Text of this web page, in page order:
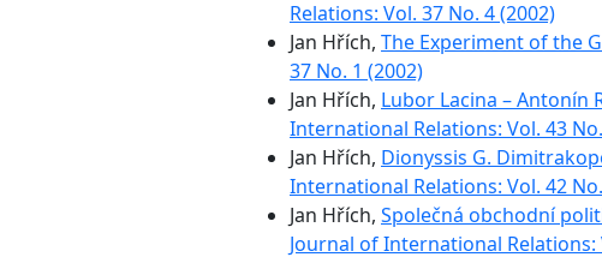
Relations: Vol. 37 No. 4 (2002)
Jan Hřích, The Experiment of the
37 No. 1 (2002)
Jan Hřích, Lubor Lacina – Antonín
International Relations: Vol. 43
Jan Hřích, Dionyssis G.
International Relations: Vol. 42
Jan Hřích, Společná obchodní
Journal of International Relations: